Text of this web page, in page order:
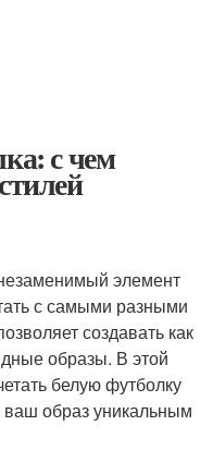
с чем
элемент
с самыми разными
создавать как
образы. В этой
белую футболку
ваш образ уникальным